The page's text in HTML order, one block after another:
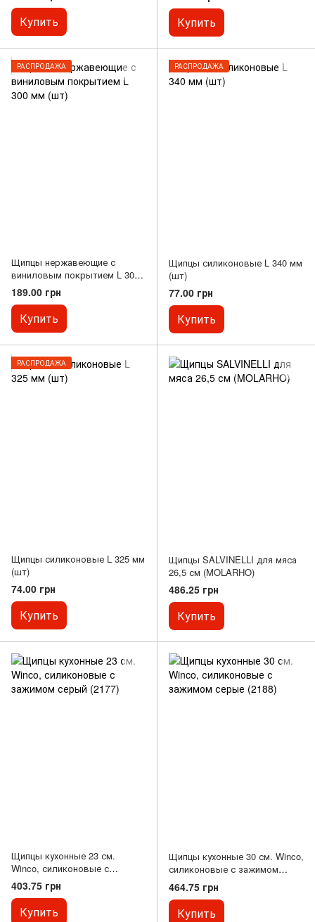
Купить Купить
РАСПРОДАЖА
Щипцы нержавеющие с
виниловым покрытием L 300
мм (шт)
189.00 грн
Купить
РАСПРОДАЖА
Щипцы силиконовые L 340 мм
(шт)
77.00 грн
Купить
РАСПРОДАЖА
Щипцы силиконовые L 325 мм
(шт)
74.00 грн
Купить
Щипцы SALVINELLI для мяса
26,5 см (MOLARHO)
486.25 грн
Купить
Щипцы кухонные 23 см.
Winco, силиконовые с
зажимом серый (2177)
403.75 грн
Купить
Щипцы кухонные 30 см. Winco,
силиконовые с зажимом
серые (2188)
464.75 грн
Купить